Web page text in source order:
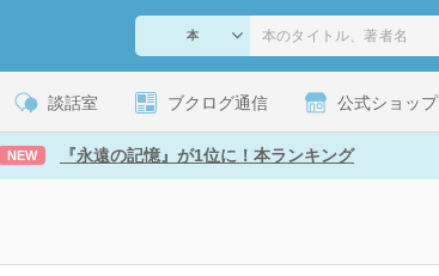
談話室 ブクログ通信 公式ショップ
NEW 『永遠の記憶』が1位に！本ランキング